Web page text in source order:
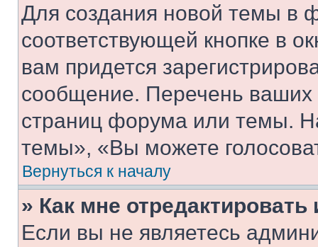
Для создания новой темы в
соответствующей кнопке в
вам придется
сообщение. Перечень ваших
страниц форума или темы.
темы», «Вы можете
Вернуться к началу
» Как мне
Если вы не являетесь